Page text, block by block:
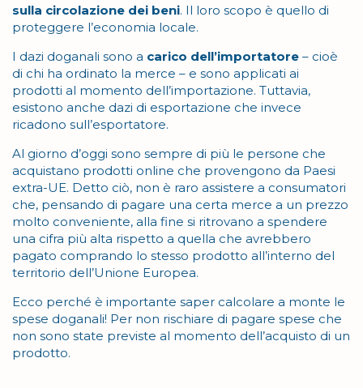
sulla circolazione dei beni. Il loro scopo è quello di
proteggere l’economia locale.
I dazi doganali sono a carico dell’importatore – cioè
di chi ha ordinato la merce – e sono applicati ai
prodotti al momento dell’importazione. Tuttavia,
esistono anche dazi di esportazione che invece
ricadono sull’esportatore.
Al giorno d’oggi sono sempre di più le persone che
acquistano prodotti online che provengono da Paesi
extra-UE. Detto ciò, non è raro assistere a consumatori
che, pensando di pagare una certa merce a un prezzo
molto conveniente, alla fine si ritrovano a spendere
una cifra più alta rispetto a quella che avrebbero
pagato comprando lo stesso prodotto all’interno del
territorio dell’Unione Europea.
Ecco perché è importante saper calcolare a monte le
spese doganali! Per non rischiare di pagare spese che
non sono state previste al momento dell’acquisto di un
prodotto.